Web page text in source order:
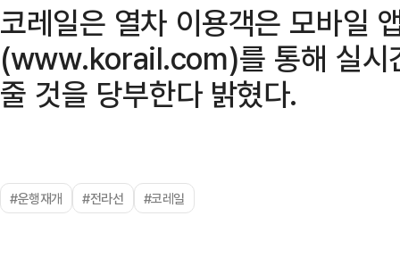
코레일은 열차 이용객은 모바일
(www.korail.com)를 통해 실시
줄 것을 당부한다 밝혔다.
#운행재개 #전라선 #코레일